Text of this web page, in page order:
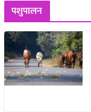
पशुपालन